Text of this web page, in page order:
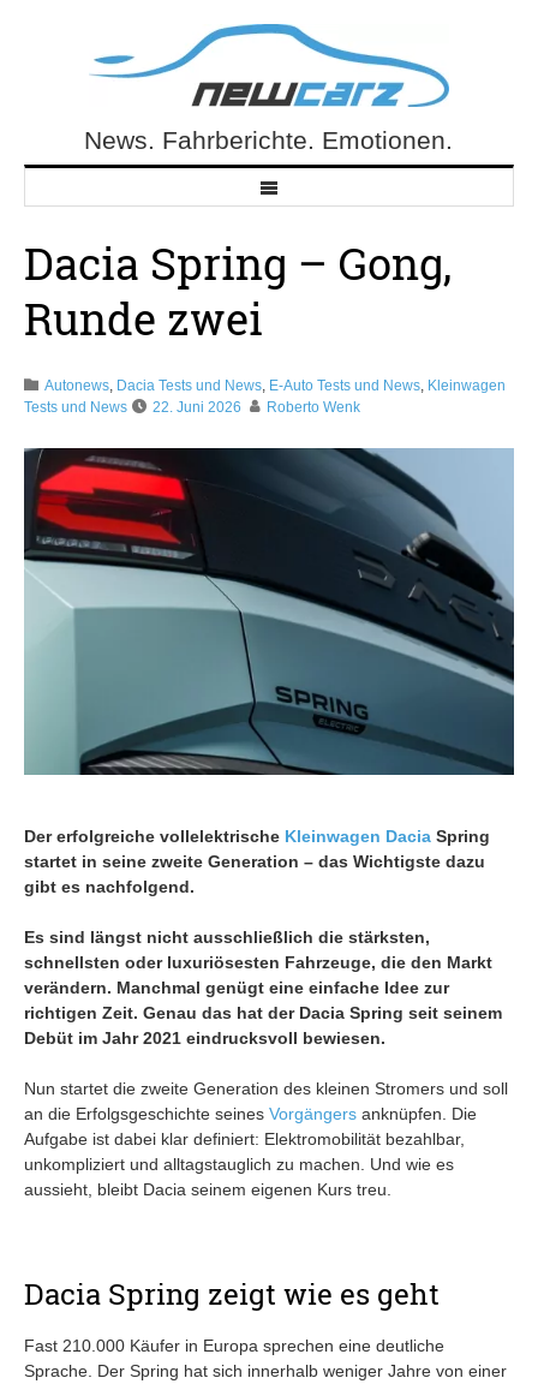
NewCarz.deNews. Fahrberichte. Emotionen.
Dacia Spring – Gong,
Runde zwei
Autonews, Dacia Tests und News, E-Auto Tests und News, Kleinwagen
Tests und News
22. Juni 2026 Roberto Wenk
Der erfolgreiche vollelektrische Kleinwagen Dacia Spring
startet in seine zweite Generation – das Wichtigste dazu
gibt es nachfolgend.
Es sind längst nicht ausschließlich die stärksten,
schnellsten oder luxuriösesten Fahrzeuge, die den Markt
verändern. Manchmal genügt eine einfache Idee zur
richtigen Zeit. Genau das hat der Dacia Spring seit seinem
Debüt im Jahr 2021 eindrucksvoll bewiesen.
Nun startet die zweite Generation des kleinen Stromers und soll
an die Erfolgsgeschichte seines Vorgängers anknüpfen. Die
Aufgabe ist dabei klar definiert: Elektromobilität bezahlbar,
unkompliziert und alltagstauglich zu machen. Und wie es
aussieht, bleibt Dacia seinem eigenen Kurs treu.
Dacia Spring zeigt wie es geht
Fast 210.000 Käufer in Europa sprechen eine deutliche
Sprache. Der Spring hat sich innerhalb weniger Jahre von einer